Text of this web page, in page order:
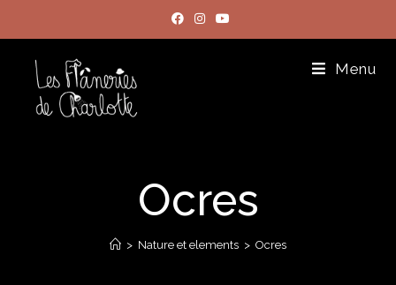
Menu
Ocres
> Nature et elements > Ocres